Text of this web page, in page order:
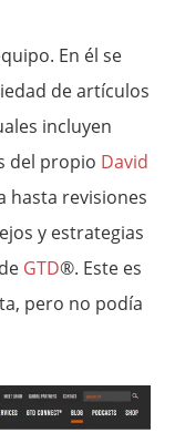
En él se
de artículos
incluyen
del propio David
hasta revisiones
y estrategias
GTD®. Este es
pero no podía